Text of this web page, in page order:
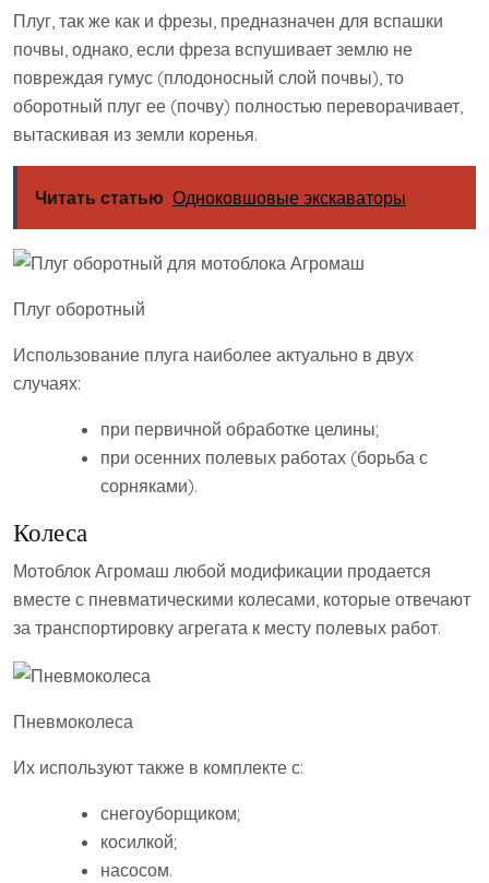
Плуг, так же как и фрезы, предназначен для вспашки
почвы, однако, если фреза вспушивает землю не
повреждая гумус (плодоносный слой почвы), то
оборотный плуг ее (почву) полностью переворачивает,
вытаскивая из земли коренья.
Читать статью Одноковшовые экскаваторы
Плуг оборотный
Использование плуга наиболее актуально в двух
случаях:
при первичной обработке целины;
при осенних полевых работах (борьба с
сорняками).
Колеса
Мотоблок Агромаш любой модификации продается
вместе с пневматическими колесами, которые отвечают
за транспортировку агрегата к месту полевых работ.
Пневмоколеса
Их используют также в комплекте с:
снегоуборщиком;
косилкой;
насосом.